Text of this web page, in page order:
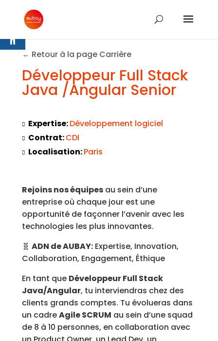
← Retour à la page Carrière
Développeur Full Stack
Java /Angular Senior
Expertise:Développement logiciel
Contrat:CDI
Localisation:Paris
Rejoins nos équipesau sein d’une
entreprise où chaque jour est une
opportunité de façonner l’avenir avec les
technologies les plus innovantes.
🧬 ADN de AUBAY:Expertise, Innovation,
Collaboration, Engagement, Éthique
En tant que Développeur Full Stack
Java/Angular, tu interviendras chez des
clients grands comptes. Tu évolueras dans
un cadreAgile SCRUM au sein d’une squad
de 8 à 10 personnes, en collaboration avec
Ouvrir la barre d’outils